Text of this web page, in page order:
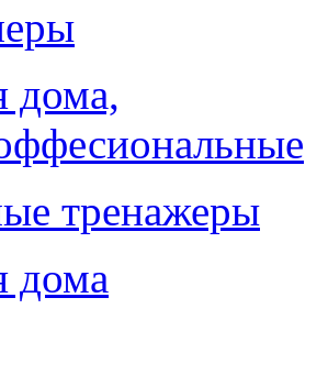
дома,
тренажеры
дома